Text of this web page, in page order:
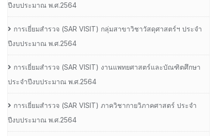
ปีงบประมาณ พ.ศ.2564
การเยี่ยมสํารวจ (SAR VISIT) กลุ่มสาขาวิชาวัสดุศาสตร์ฯ ประจํา
ปีงบประมาณ พ.ศ.2564
การเยี่ยมสํารวจ (SAR VISIT) งานแพทยศาสตร์และบัณฑิตศึกษา
ประจําปีงบประมาณ พ.ศ.2564
การเยี่ยมสํารวจ (SAR VISIT) ภาควิชากายวิภาคศาสตร์ ประจํา
ปีงบประมาณ พ.ศ.2564